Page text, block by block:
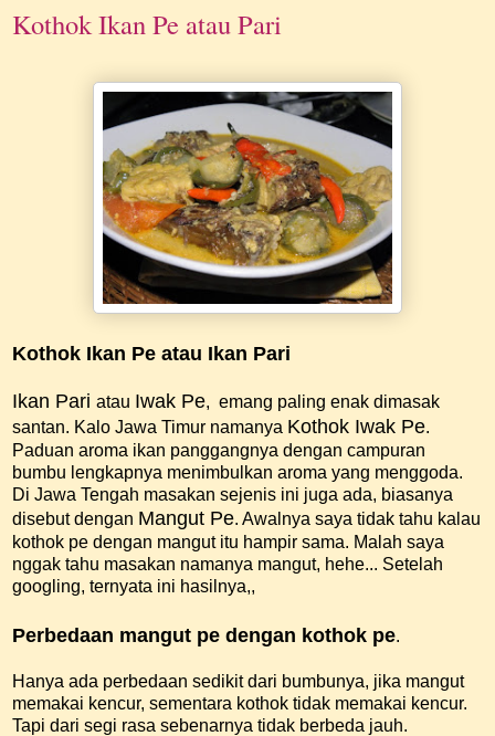
Kothok Ikan Pe atau Pari
Kothok Ikan Pe atau Ikan Pari
Ikan Pari atau Iwak Pe, emang paling enak dimasak
santan. Kalo Jawa Timur namanya Kothok Iwak Pe.
Paduan aroma ikan panggangnya dengan campuran
bumbu lengkapnya menimbulkan aroma yang menggoda.
Di Jawa Tengah masakan sejenis ini juga ada, biasanya
disebut dengan Mangut Pe. Awalnya saya tidak tahu kalau
kothok pe dengan mangut itu hampir sama. Malah saya
nggak tahu masakan namanya mangut, hehe... Setelah
googling, ternyata ini hasilnya,,
Perbedaan mangut pe dengan kothok pe.
Hanya ada perbedaan sedikit dari bumbunya, jika mangut
memakai kencur, sementara kothok tidak memakai kencur.
Tapi dari segi rasa sebenarnya tidak berbeda jauh.